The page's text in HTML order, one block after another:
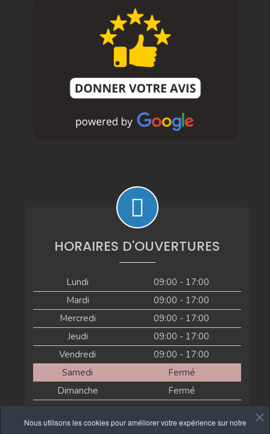
Nous utilisons les cookies pour améliorer votre expérience sur notre
HORAIRES D'OUVERTURES
Lundi
09:00 - 17:00
Mardi
09:00 - 17:00
Mercredi
09:00 - 17:00
Jeudi
09:00 - 17:00
Vendredi
09:00 - 17:00
Samedi
Fermé
Dimanche
Fermé
Actuellement fermé